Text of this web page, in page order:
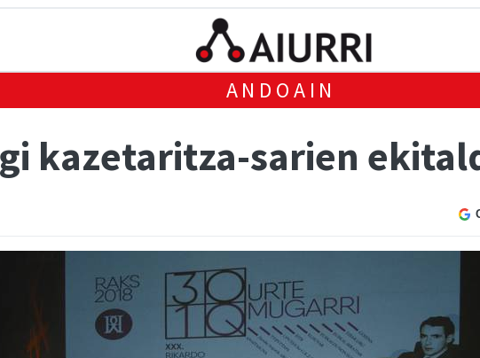
ANDOAIN
kazetaritza-sarien